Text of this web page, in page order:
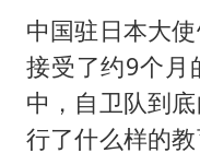
中国驻日本大
接受了约9个月
中，自卫队到
行了什么样的